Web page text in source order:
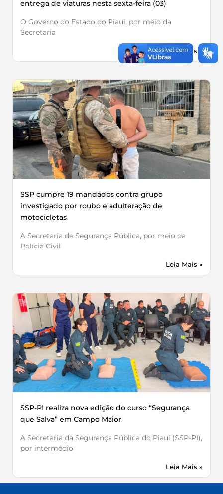
entrega de viaturas nesta sexta-feira (03)
O Governo do Estado do Piauí, por meio da
Secretaria
Leia Mais »
SSP cumpre 19 mandados contra grupo
investigado por roubo e adulteração de
motocicletas
A Secretaria de Segurança Pública, por meio da
Polícia Civil
Leia Mais »
SSP-PI realiza nova edição do curso “Segurança
que Salva” em Campo Maior
A Secretaria da Segurança Pública do Piauí (SSP-PI),
por intermédio
Leia Mais »